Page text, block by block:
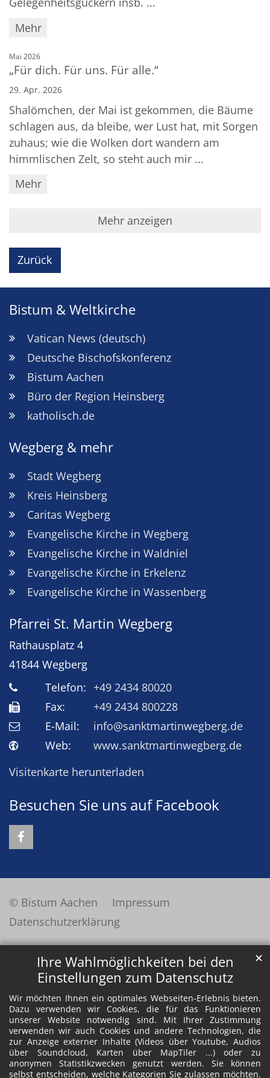
Ihre Wahlmöglichkeiten bei den
Einstellungen zum Datenschutz
Wir möchten Ihnen ein optimales Webseiten-Erlebnis bieten.
Dazu verwenden wir Cookies, die für das Funktionieren
unserer Website notwendig sind. Mit Ihrer Zustimmung
verwenden wir auch Cookies und andere Technologien, die
zur Anzeige externer Inhalte (Videos über Youtube, Audios
über Soundcloud, Karten über MapTiler ...) oder zu
anonymen Statistikzwecken genutzt werden. Sie können
selbst entscheiden, welche Kategorien Sie zulassen möchten.
✕
Mehr
Mai 2026:
„Für dich. Für uns. Für alle.“
29. Apr. 2026
Shalömchen, der Mai ist gekommen, die Bäume
schlagen aus, da bleibe, wer Lust hat, mit Sorgen
zuhaus; wie die Wolken dort wandern am
himmlischen Zelt, so steht auch mir ...
Mehr
Mehr anzeigen
Zurück
Bistum & Weltkirche
Vatican News (deutsch)
Deutsche Bischofskonferenz
Bistum Aachen
Büro der Region Heinsberg
katholisch.de
Wegberg & mehr
Stadt Wegberg
Kreis Heinsberg
Caritas Wegberg
Evangelische Kirche in Wegberg
Evangelische Kirche in Waldniel
Evangelische Kirche in Erkelenz
Evangelische Kirche in Wassenberg
Pfarrei St. Martin Wegberg
Rathausplatz 4
41844 Wegberg
Telefon: +49 2434 80020
Fax:
+49 2434 800228
E-Mail:
info@sanktmartinwegberg.de
Web:
www.sanktmartinwegberg.de
Visitenkarte herunterladen
Besuchen Sie uns auf Facebook
© Bistum Aachen
Impressum
Datenschutzerklärung